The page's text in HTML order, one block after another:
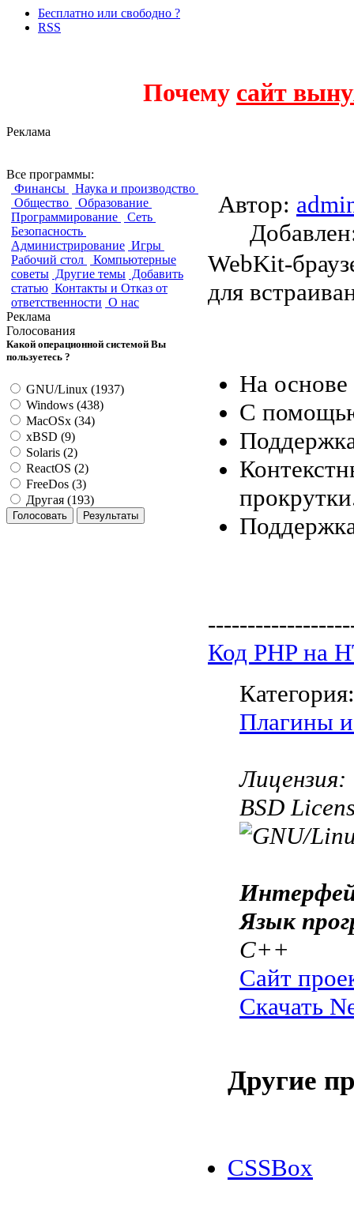
Бесплатно или свободно ?
RSS
Почему сайт
Реклама
Все программы:
Финансы
Наука и производство
Общество
Образование
Программирование
Сеть
Безопасность
Администрирование Игры
Рабочий стол
Компьютерные
советы Другие темы Добавить
статью Контакты и Отказ от
ответственности О нас
Реклама
Голосования
Какой операционной системой Вы
пользуетесь ?
GNU/Linux (1937)
Windows (438)
MacOSx (34)
xBSD (9)
Solaris (2)
ReactOS (2)
FreeDos (3)
Другая (193)
Автор:
WebKit-
для
На
С
Код PHP на
Плагины
Лицензия:
BSD
Язык
C++
Сайт
Скачать
Другие
CSSBox